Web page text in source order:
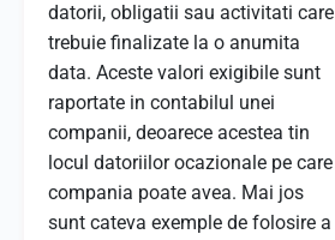
datorii, obligatii sau activitati care
trebuie finalizate la o anumita
data. Aceste valori exigibile sunt
raportate in contabilul unei
companii, deoarece acestea tin
locul datoriilor ocazionale pe care
compania poate avea. Mai jos
sunt cateva exemple de folosire a